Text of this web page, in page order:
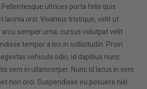
ultrices porta felis quis
lacinia orci. Vivamus tristique, velit ut
semper urna, cursus volutpat velit
tempor a leo in sollicitudin. Proin
vehicula odio, id dapibus nunc.
sem in ullamcorper. Nunc id lacus in sem
non orci. Suspendisse eu posuere nisl.